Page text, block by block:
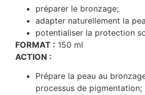
préparer le bronzage;
adapter naturellement la
potentialiser la protection
FORMAT : 150 ml
ACTION :
Prépare la peau au
processus de pigmentation;